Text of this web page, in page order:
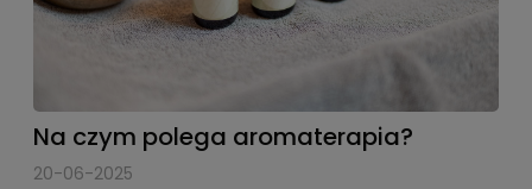
Na czym polega aromaterapia?
20-06-2025